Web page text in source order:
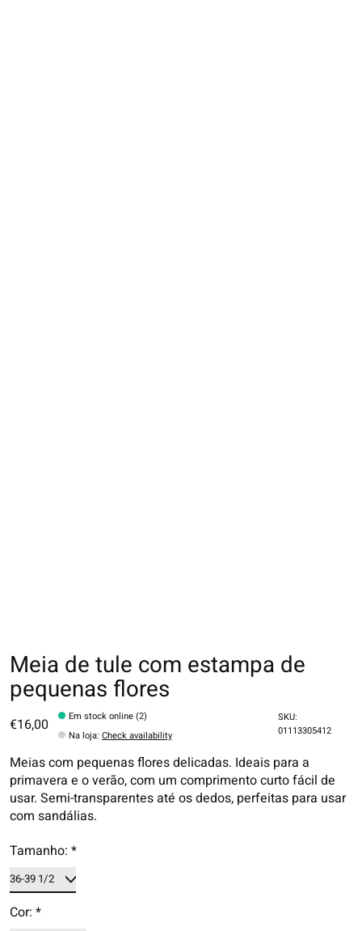
Meia de tule com estampa de
pequenas flores
€16,00
Em stock online (2)
Na loja:Check availability
SKU:
01113305412
Meias com pequenas flores delicadas. Ideais para a
primavera e o verão, com um comprimento curto fácil de
usar. Semi-transparentes até os dedos, perfeitas para usar
com sandálias.
Tamanho: *
Cor: *